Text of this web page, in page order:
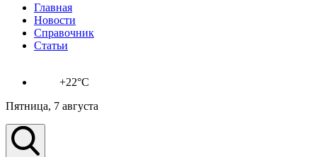
Главная
Новости
Справочник
Статьи
+22°C
Пятница, 7 августа